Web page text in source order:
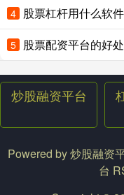
4
5
炒股融资平台
Powered by炒股融资
台